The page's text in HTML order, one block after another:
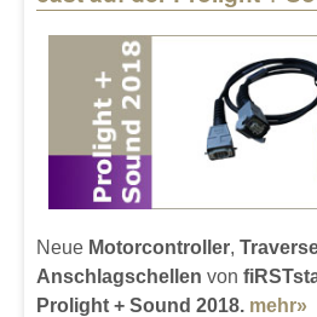
Neue Motorcontroller,
Anschlagschellen von
Prolight + Sound 2018. mehr»